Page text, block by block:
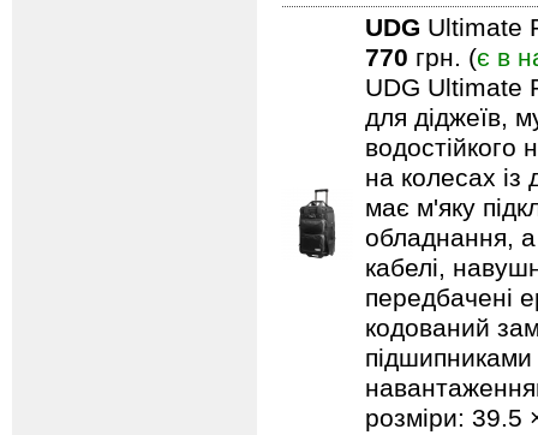
UDG Ultimate
770 грн. (є в
UDG Ultimate
для діджеїв,
водостійкого
на колесах із
має м'яку
обладнання, а
кабелі,
передбачені
кодований
розміри: 39.5